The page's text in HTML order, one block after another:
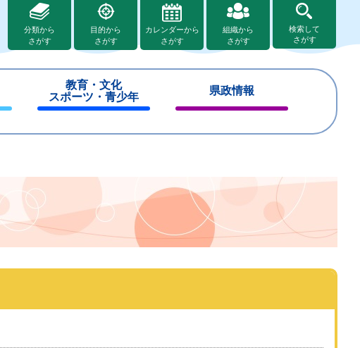
分類から
さがす
目的から
さがす
カレンダーから
さがす
組織から
さがす
検索して
さがす
教育・文化
スポーツ・青少年
じ
県政情報
じ